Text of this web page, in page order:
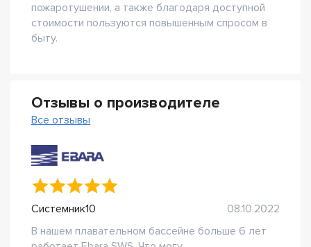
пожаротушении, а также благодаря доступной
стоимости пользуются повышенным спросом в
быту.
Отзывы о производителе
Все отзывы
Системник10
08.10.2022
В нашем плавательном бассейне больше 6 лет